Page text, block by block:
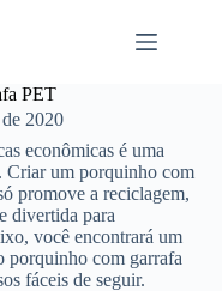
PET
2020
econômicas é uma
Criar um porquinho com
promove a reciclagem,
divertida para
você encontrará um
porquinho com garrafa
fáceis de seguir.